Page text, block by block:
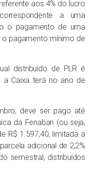
aos 4% do lucro
a uma
o pagamento de uma
pagamento mínimo de
distribuído de PLR é
a Caixa terá no ano de
deve ser pago até
da Fenaban (ou seja,
R$ 1.597,40, limitada a
adicional de 2,2%
semestral, distribuídos